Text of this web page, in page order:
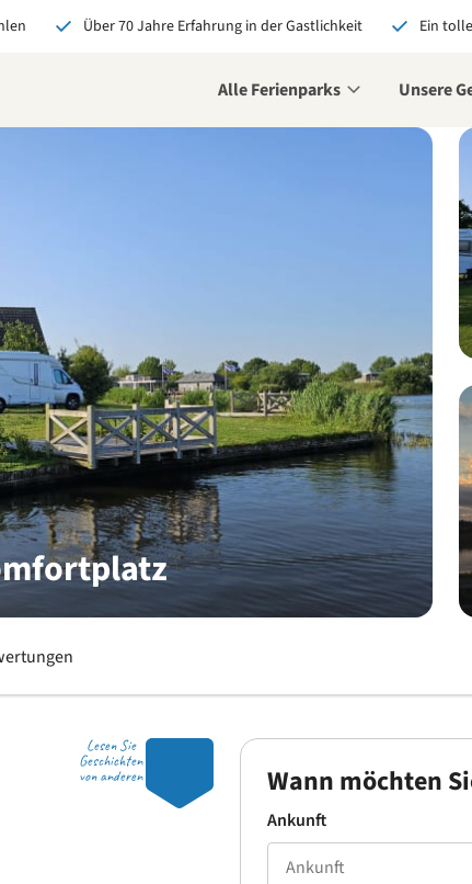
Über 70 Jahre Erfahrung in der Gastlichkeit Ein
Alle Ferienparks Unsere
Lesen Sie
Geschichten
von anderen
Wann möchten
Ankunft